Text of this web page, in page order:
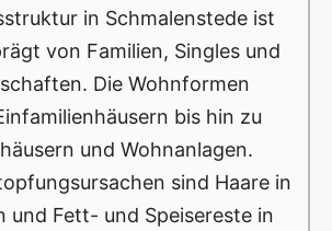
in Schmalenstede ist
von Familien, Singles und
Die Wohnformen
bis hin zu
und Wohnanlagen.
sind Haare in
und Fett- und Speisereste in